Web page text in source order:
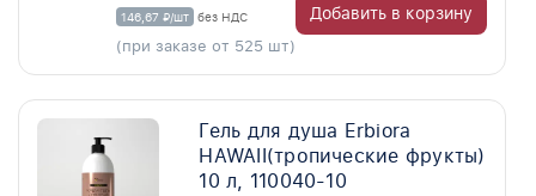
146,67 ₽/шт без НДС
(при заказе от 525 шт)
Добавить в корзину
Гель для душа Erbiora
HAWAII(тропические фрукты)
10 л, 110040-10